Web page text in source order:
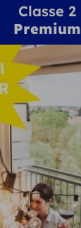
Classe 2
Premium